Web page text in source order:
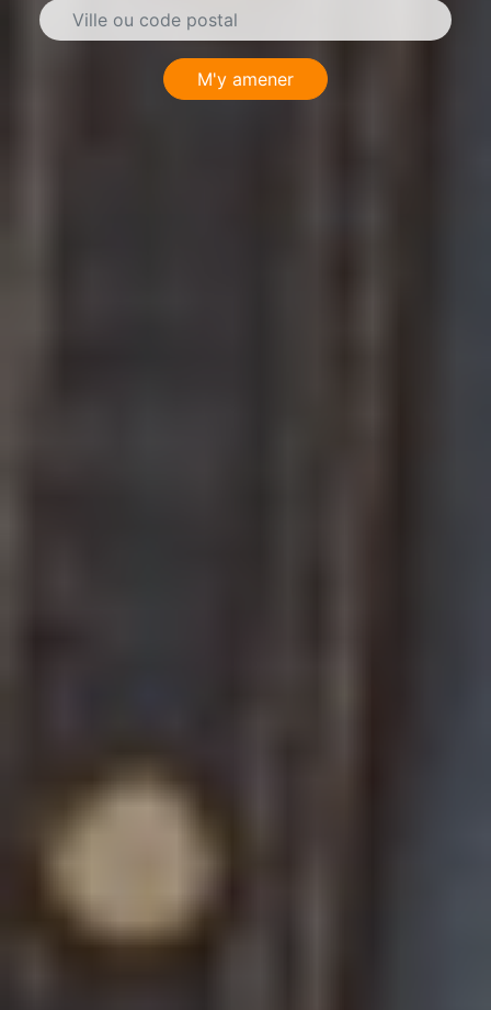
M'y amener